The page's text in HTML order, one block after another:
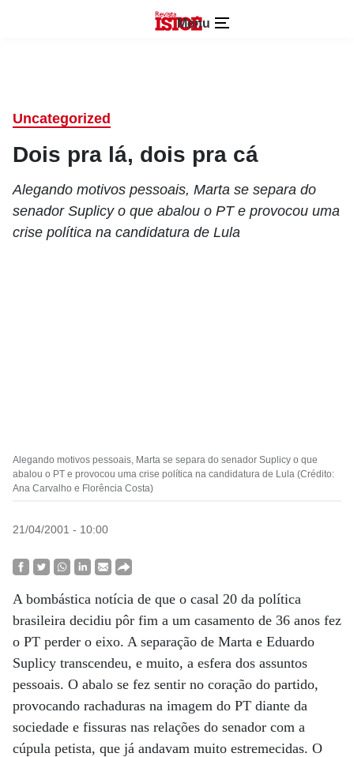
Menu
Uncategorized
Dois pra lá, dois pra cá
Alegando motivos pessoais, Marta se separa do
senador Suplicy o que abalou o PT e provocou uma
crise política na candidatura de Lula
Alegando motivos pessoais, Marta se separa do senador Suplicy o que
abalou o PT e provocou uma crise política na candidatura de Lula (Crédito:
Ana Carvalho e Florência Costa)
21/04/2001 - 10:00
A bombástica notícia de que o casal 20 da política
brasileira decidiu pôr fim a um casamento de 36 anos fez
o PT perder o eixo. A separação de Marta e Eduardo
Suplicy transcendeu, e muito, a esfera dos assuntos
pessoais. O abalo se fez sentir no coração do partido,
provocando rachaduras na imagem do PT diante da
sociedade e fissuras nas relações do senador com a
cúpula petista, que já andavam muito estremecidas. O